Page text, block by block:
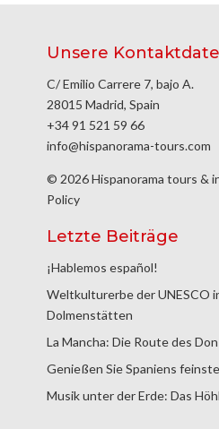
Unsere
C/ Emilio Carrere 7, bajo A.
28015 Madrid, Spain
+34 91 521 59 66
info@hispanorama-tours.com
© 2026 Hispanorama tours &
Policy
Letzte Beiträge
¡Hablemos español!
Weltkulturerbe der UNESCO
Dolmenstätten
La Mancha: Die Route des
Genießen Sie Spaniens
Musik unter der Erde: Das